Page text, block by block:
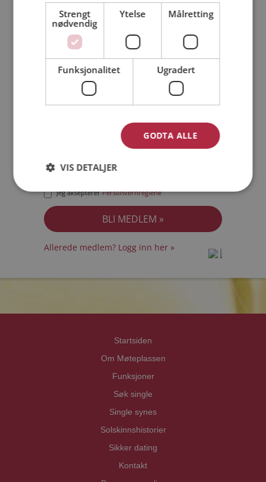
Jeg er en:
Jeg akseptererPersonvernreglene
Allerede medlem? Logg inn her »
Startsiden
Om Møteplassen
Funksjoner
Søk single
Single synes
Solskinnshistorier
Sikker dating
Kontakt
Strengt
nødvendig
Ytelse Målretting
Funksjonalitet Ugradert
GODTA ALLE
VIS DETALJER